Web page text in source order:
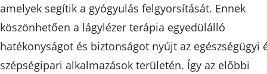
amelyek segítik a gyógyulás felgyorsítását. Ennek
köszönhetően a lágylézer terápia egyedülálló
hatékonyságot és biztonságot nyújt az egészségügyi
szépségipari alkalmazások területén. Így az előbbi